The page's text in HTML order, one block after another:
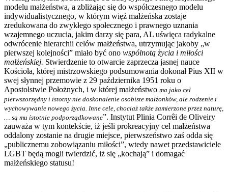
modelu małżeństwa, a zbliżając się do współczesnego modelu
indywidualistycznego, w którym więź małżeńska zostaje
zredukowana do zwykłego społecznego i prawnego uznania
wzajemnego uczucia, jakim darzy się para, AL uświęca radykalne
odwrócenie hierarchii celów małżeństwa, utrzymując jakoby „w
pierwszej kolejności” miało być ono wspólnotą życia i miłości
małżeńskiej. Stwierdzenie to otwarcie zaprzecza jasnej nauce
Kościoła, której mistrzowskiego podsumowania dokonał Pius XII w
swej słynnej przemowie z 29 października 1951 roku o
Apostolstwie Położnych, i w której małżeństwo ma jako cel
pierwszorzędny i istotny nie doskonalenie osobiste małżonków, ale rodzenie i
wychowywanie nowego życia. Inne cele, chociaż także zamierzone przez naturę,
… są mu istotnie podporządkowane”. Instytut Plinia Corrêi de Oliveiry
zauważa w tym kontekście, iż jeśli prokreacyjny cel małżeństwa
oddalony zostanie na drugie miejsce, pierwszeństwo zaś odda się
„publicznemu zobowiązaniu miłości”, wtedy nawet przedstawiciele
LGBT będą mogli twierdzić, iż się „kochają” i domagać
małżeńskiego statusu!